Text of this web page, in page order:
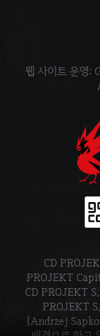
웹 사이트 운영:
CD
PROJEKT
CD PROJEKT
PROJEKT
(Andrzej